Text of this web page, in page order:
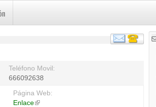
Teléfono Movil:
666092638
Página Web:
Enlace(link